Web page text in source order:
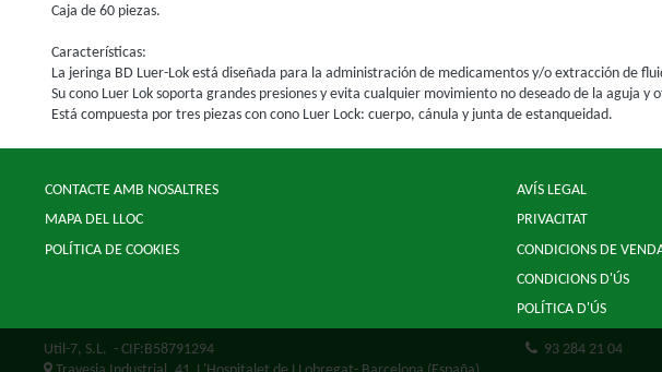
Caja de 60 piezas.
Características:
La jeringa BD Luer-Lok está diseñada para la administración de medicamentos y/o extracción de
Su cono Luer Lok soporta grandes presiones y evita cualquier movimiento no deseado de la aguja
Está compuesta por tres piezas con cono Luer Lock: cuerpo, cánula y junta de estanqueidad.
CONTACTE AMB NOSALTRES
MAPA DEL LLOC
POLÍTICA DE COOKIES
AVÍS LEGAL
PRIVACITAT
CONDICIONS DE
CONDICIONS D'ÚS
POLÍTICA D'ÚS
Util-7, S.L. - CIF:B58791294
93 284 21 04